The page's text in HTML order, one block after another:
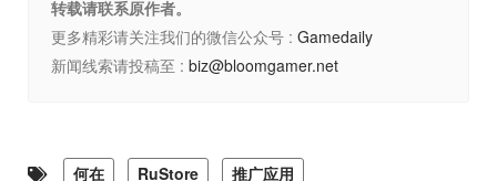
转载请联系原作者。
更多精彩请关注我们的微信公众号 : Gamedaily
新闻线索请投稿至 : biz@bloomgamer.net
何在 RuStore 推广应用